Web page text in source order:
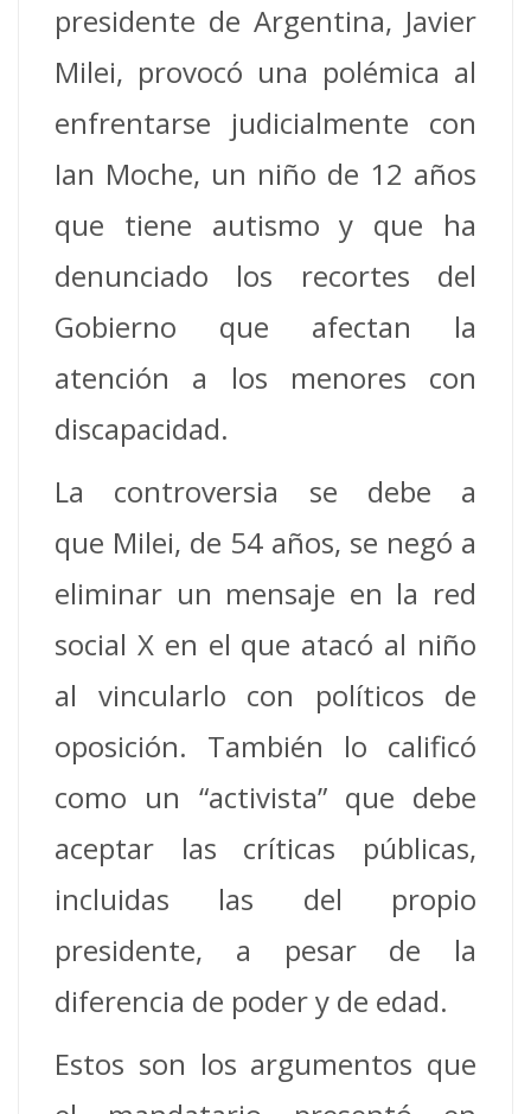
presidente de Argentina, Javier
Milei, provocó una polémica al
enfrentarse judicialmente con
Ian Moche, un niño de 12 años
que tiene autismo y que ha
denunciado los recortes del
Gobierno que afectan la
atención a los menores con
discapacidad.
La controversia se debe a
que Milei, de 54 años, se negó a
eliminar un mensaje en la red
social X en el que atacó al niño
al vincularlo con políticos de
oposición. También lo calificó
como un “activista” que debe
aceptar las críticas públicas,
incluidas las del propio
presidente, a pesar de la
diferencia de poder y de edad.
Estos son los argumentos que